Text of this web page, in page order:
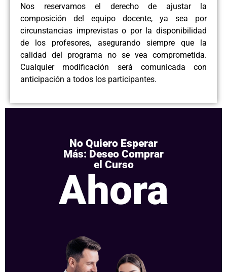
Nos reservamos el derecho de ajustar la
composición del equipo docente, ya sea por
circunstancias imprevistas o por la disponibilidad
de los profesores, asegurando siempre que la
calidad del programa no se vea comprometida.
Cualquier modificación será comunicada con
anticipación a todos los participantes.
No Quiero Esperar
Más: Deseo Comprar
el Curso
Ahora